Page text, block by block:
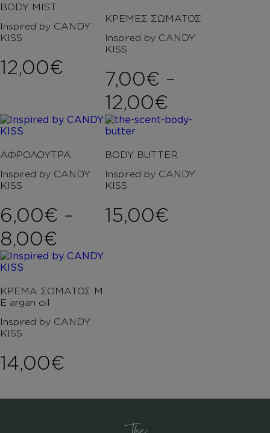
BODY MIST
Inspired by CANDY
KISS
12,00€
ΚΡΕΜΕΣ ΣΩΜΑΤΟΣ
Inspired by CANDY
KISS
7,00€ –
12,00€
ΑΦΡΟΛΟΥΤΡΑ
Inspired by CANDY
KISS
6,00€ –
8,00€
BODY BUTTER
Inspired by CANDY
KISS
15,00€
ΚΡΕΜΑ ΣΩΜΑΤΟΣ Μ
Ε argan oil
Inspired by CANDY
KISS
14,00€